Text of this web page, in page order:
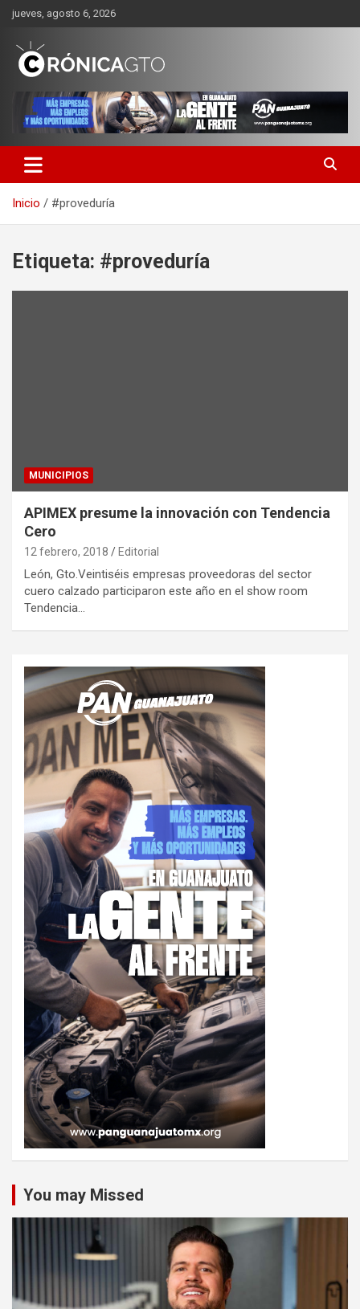
Saltar
contenido
jueves, agosto 6, 2026
CRONICA GUANAJUATO
Inicio #proveduría
Etiqueta: #proveduría
MUNICIPIOS
APIMEX presume la innovación con Tendencia
Cero
12 febrero, 2018 Editorial
León, Gto.Veintiséis empresas proveedoras del sector
cuero calzado participaron este año en el show room
Tendencia…
You may Missed